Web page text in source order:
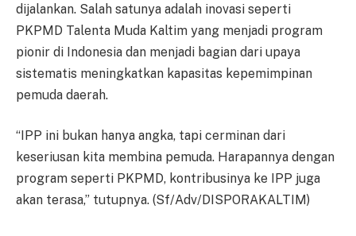
dijalankan. Salah satunya adalah inovasi seperti
PKPMD Talenta Muda Kaltim yang menjadi program
pionir di Indonesia dan menjadi bagian dari upaya
sistematis meningkatkan kapasitas kepemimpinan
pemuda daerah.
“IPP ini bukan hanya angka, tapi cerminan dari
keseriusan kita membina pemuda. Harapannya dengan
program seperti PKPMD, kontribusinya ke IPP juga
akan terasa,” tutupnya. (Sf/Adv/DISPORAKALTIM)